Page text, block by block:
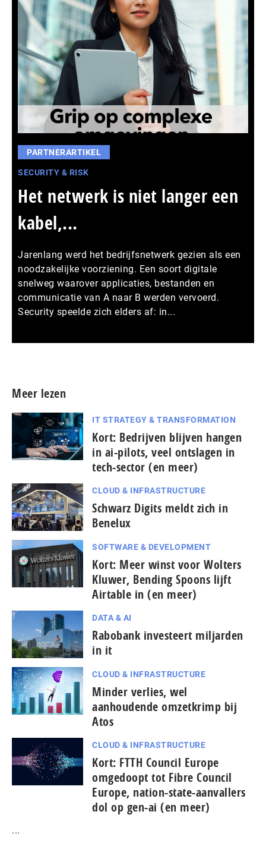
PARTNERARTIKEL
SECURITY & RISK
Het netwerk is niet langer een
kabel,...
Jarenlang werd het bedrijfsnetwerk gezien als een
noodzakelijke voorziening. Een soort digitale
snelweg waarover applicaties, bestanden en
communicatie van A naar B werden vervoerd.
Security speelde zich elders af: in...
Meer lezen
IT STRATEGY & TRANSFORMATION
Kort: Bedrijven blijven hangen
in ai-pilots, veel ontslagen in
tech-sector (en meer)
CLOUD & INFRASTRUCTURE
Schwarz Digits meldt zich in
Benelux
SOFTWARE & DEVELOPMENT
Kort: Meer winst voor Wolters
Kluwer, Bending Spoons lijft
Airtable in (en meer)
DATA & AI
Rabobank investeert miljarden
in it
CLOUD & INFRASTRUCTURE
Minder verlies, wel
aanhoudende omzetkrimp bij
Atos
CLOUD & INFRASTRUCTURE
Kort: FTTH Council Europe
omgedoopt tot Fibre Council
Europe, nation-state-aanvallers
dol op gen-ai (en meer)
...